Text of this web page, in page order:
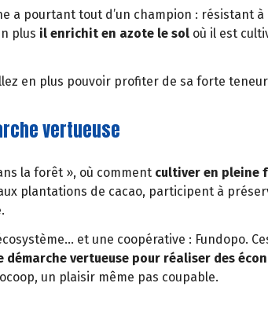
a pourtant tout d’un champion : résistant à
plus il enrichit en azote le sol où il est
en plus pouvoir profiter de sa forte
vertueuse
la forêt », où comment cultiver en pleine
plantations de cacao, participent à
et une coopérative : Fundopo.
démarche vertueuse pour réaliser des
un plaisir même pas coupable.